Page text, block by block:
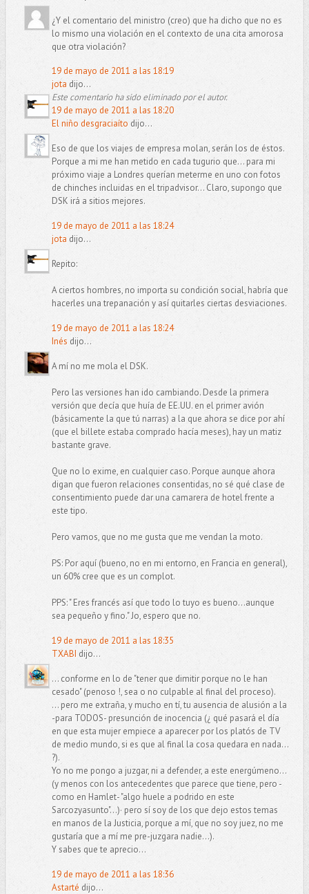
¿Y el comentario del ministro (creo) que ha dicho que no es
lo mismo una violación en el contexto de una cita amorosa
que otra violación?
19 de mayo de 2011 a las 18:19
jota dijo...
Este comentario ha sido eliminado por el autor.
19 de mayo de 2011 a las 18:20
El niño desgraciaíto dijo...
Eso de que los viajes de empresa molan, serán los de éstos.
Porque a mi me han metido en cada tugurio que... para mi
próximo viaje a Londres querían meterme en uno con fotos
de chinches incluidas en el tripadvisor... Claro, supongo que
DSK irá a sitios mejores.
19 de mayo de 2011 a las 18:24
jota dijo...
Repito:
A ciertos hombres, no importa su condición social, habría que
hacerles una trepanación y así quitarles ciertas desviaciones.
19 de mayo de 2011 a las 18:24
Inés dijo...
A mí no me mola el DSK.
Pero las versiones han ido cambiando. Desde la primera
versión que decía que huía de EE.UU. en el primer avión
(básicamente la que tú narras) a la que ahora se dice por ahí
(que el billete estaba comprado hacía meses), hay un matiz
bastante grave.
Que no lo exime, en cualquier caso. Porque aunque ahora
digan que fueron relaciones consentidas, no sé qué clase de
consentimiento puede dar una camarera de hotel frente a
este tipo.
Pero vamos, que no me gusta que me vendan la moto.
PS: Por aquí (bueno, no en mi entorno, en Francia en general),
un 60% cree que es un complot.
PPS: " Eres francés así que todo lo tuyo es bueno...aunque
sea pequeño y fino." Jo, espero que no.
19 de mayo de 2011 a las 18:35
TXABI dijo...
... conforme en lo de "tener que dimitir porque no le han
cesado" (penoso !, sea o no culpable al final del proceso).
... pero me extraña, y mucho en tí, tu ausencia de alusión a la
-para TODOS- presunción de inocencia (¿ qué pasará el día
en que esta mujer empiece a aparecer por los platós de TV
de medio mundo, si es que al final la cosa quedara en nada...
?).
Yo no me pongo a juzgar, ni a defender, a este energúmeno...
(y menos con los antecedentes que parece que tiene, pero -
como en Hamlet- "algo huele a podrido en este
Sarcozyasunto"...)· pero sí soy de los que dejo estos temas
en manos de la Justicia, porque a mí, que no soy juez, no me
gustaría que a mí me pre-juzgara nadie...).
Y sabes que te aprecio...
19 de mayo de 2011 a las 18:36
Astarté dijo...